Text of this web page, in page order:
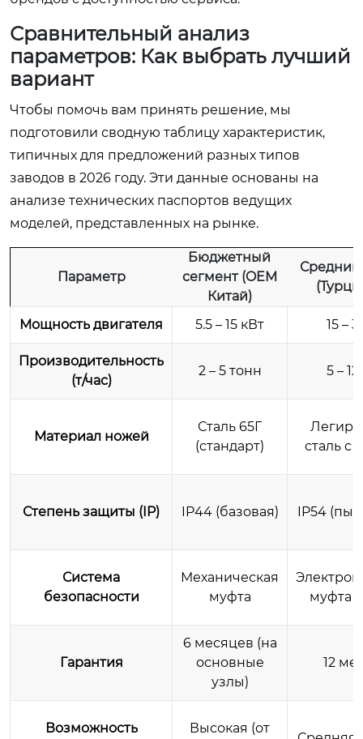
Сравнительный анализ
параметров: Как выбрать лучший
вариант
Чтобы помочь вам принять решение, мы
подготовили сводную таблицу характеристик,
типичных для предложений разных типов
заводов в 2026 году. Эти данные основаны на
анализе технических паспортов ведущих
моделей, представленных на рынке.
Параметр
Бюджетный
сегмент (OEM
Китай)
Средний
Мощность двигателя 5.5 – 15 кВт 15 –
Производительность
(т/час)
2 – 5 тонн 5 –
Материал ножей
Сталь 65Г
(стандарт)
сталь с
Степень защиты (IP) IP44 (базовая) IP54
Система
безопасности
Механическая
муфта
муфта
Гарантия
6 месяцев (на
основные
узлы)
12
Возможность Высокая (от